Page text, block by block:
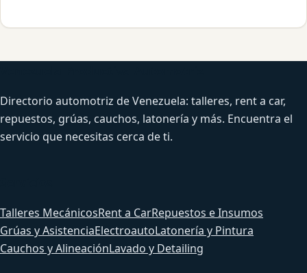
Directorio automotriz de Venezuela: talleres, rent a car,
repuestos, grúas, cauchos, latonería y más. Encuentra el
servicio que necesitas cerca de ti.
Talleres MecánicosRent a CarRepuestos e Insumos
Grúas y AsistenciaElectroautoLatonería y Pintura
Cauchos y AlineaciónLavado y Detailing